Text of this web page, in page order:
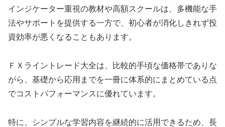
インジケーター重視の教材や高額スクールは、多機能な手
法やサポートを提供する一方で、初心者が消化しきれず投
資効率が悪くなることもあります。
ＦＸライントレード大全は、比較的手頃な価格帯でありな
がら、基礎から応用までを一冊に体系的にまとめている点
でコストパフォーマンスに優れています。
特に、シンプルな学習内容を継続的に活用できるため、長